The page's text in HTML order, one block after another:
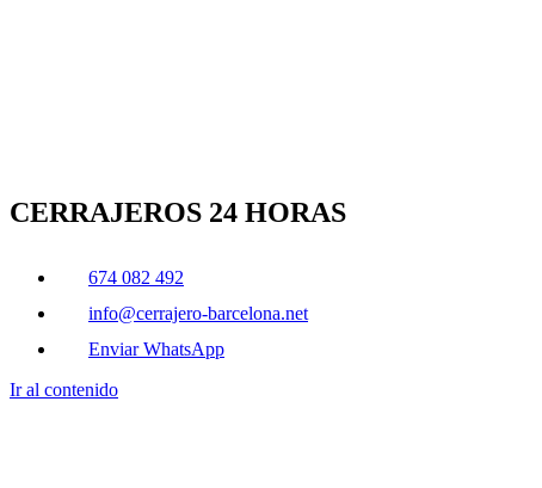
CERRAJEROS 24 HORAS
674 082 492
info@cerrajero-barcelona.net
Enviar WhatsApp
Ir al contenido